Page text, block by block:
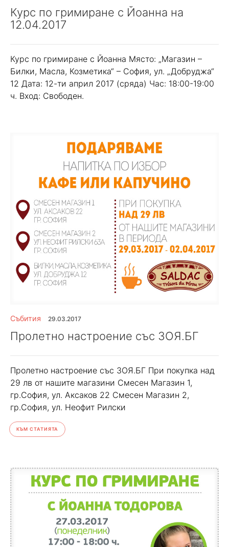
Курс по гримиране с Йоанна на
12.04.2017
Курс по гримиране с Йоанна Място: „Магазин –
Билки, Масла, Козметика“ – София, ул. „Добруджа“
12 Дата: 12-ти април 2017 (сряда) Час: 18:00-19:00
ч. Вход: Свободен.
Събития 29.03.2017
Пролетно настроение със ЗОЯ.БГ
Пролетно настроение със ЗОЯ.БГ При покупка над
29 лв от нашите магазини Смесен Магазин 1,
гр.София, ул. Аксаков 22 Смесен Магазин 2,
гр.София, ул. Неофит Рилски
КЪМ СТАТИЯТА